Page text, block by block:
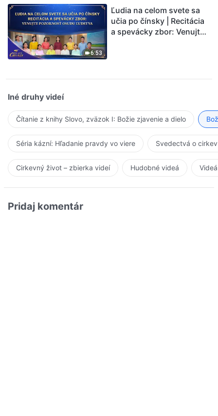
6:53
Ľudia na celom svete sa
učia po čínsky | Recitácia
a spevácky zbor: Venujte
Iné druhy videí
Čítanie z knihy Slovo, zväzok I: Božie zjavenie a dielo
Séria kázní: Hľadanie pravdy vo viere Svedectvá o
Cirkevný život – zbierka videí Hudobné videá
Pridaj komentár